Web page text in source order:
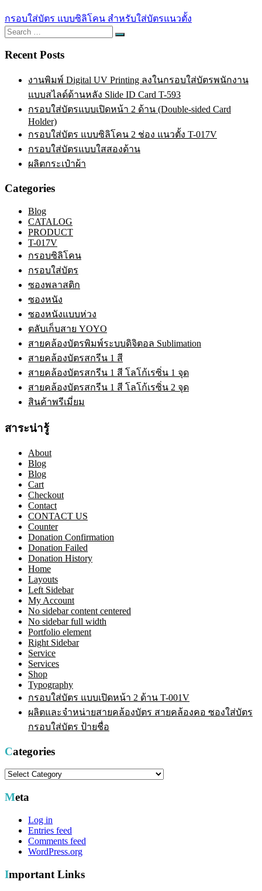
Post
navigation
กรอบใส่บัตร แบบซิลิโคน สำหรับใส่บัตรแนวตั้ง
Search
for:
Search
Recent Posts
งานพิมพ์ Digital UV Printing ลงในกรอบใส่บัตรพนักงาน
แบบสไลด์ด้านหลัง Slide ID Card T-593
กรอบใส่บัตรแบบเปิดหน้า 2 ด้าน (Double-sided Card
Holder)
กรอบใส่บัตร แบบซิลิโคน 2 ช่อง แนวตั้ง T-017V
กรอบใส่บัตรแบบใสสองด้าน
ผลิตกระเป๋าผ้า
Categories
Blog
CATALOG
PRODUCT
T-017V
กรอบซิลิโคน
กรอบใส่บัตร
ซองพลาสติก
ซองหนัง
ซองหนังแบบห่วง
ตลับเก็บสาย YOYO
สายคล้องบัตรพิมพ์ระบบดิจิตอล Sublimation
สายคล้องบัตรสกรีน 1 สี
สายคล้องบัตรสกรีน 1 สี โลโก้เรซิ่น 1 จุด
สายคล้องบัตรสกรีน 1 สี โลโก้เรซิ่น 2 จุด
สินค้าพรีเมี่ยม
สาระน่ารู้
About
Blog
Blog
Cart
Checkout
Contact
CONTACT US
Counter
Donation Confirmation
Donation Failed
Donation History
Home
Layouts
Left Sidebar
My Account
No sidebar content centered
No sidebar full width
Portfolio element
Right Sidebar
Service
Services
Shop
Typography
กรอบใส่บัตร แบบเปิดหน้า 2 ด้าน T-001V
ผลิตและจำหน่ายสายคล้องบัตร สายคล้องคอ ซองใส่บัตร
กรอบใส่บัตร ป้ายชื่อ
Categories
Categories
Meta
Log in
Entries feed
Comments feed
WordPress.org
Important Links